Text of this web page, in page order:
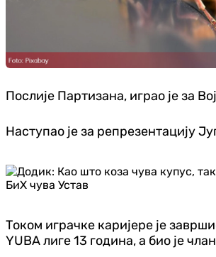
Послије Партизана, играо је за
Наступао је за репрезентацију
Током играчке каријере је
YUBA лиге 13 година, а био је